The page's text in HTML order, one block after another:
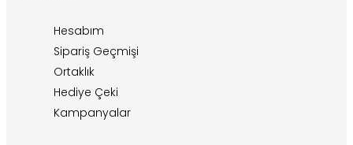
Hesabım
Sipariş Geçmişi
Ortaklık
Hediye Çeki
Kampanyalar